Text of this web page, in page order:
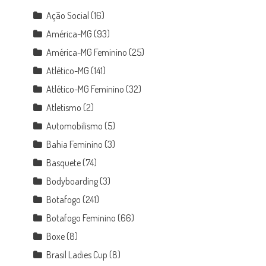
Ação Social (16)
América-MG (93)
América-MG Feminino (25)
Atlético-MG (141)
Atlético-MG Feminino (32)
Atletismo (2)
Automobilismo (5)
Bahia Feminino (3)
Basquete (74)
Bodyboarding (3)
Botafogo (241)
Botafogo Feminino (66)
Boxe (8)
Brasil Ladies Cup (8)